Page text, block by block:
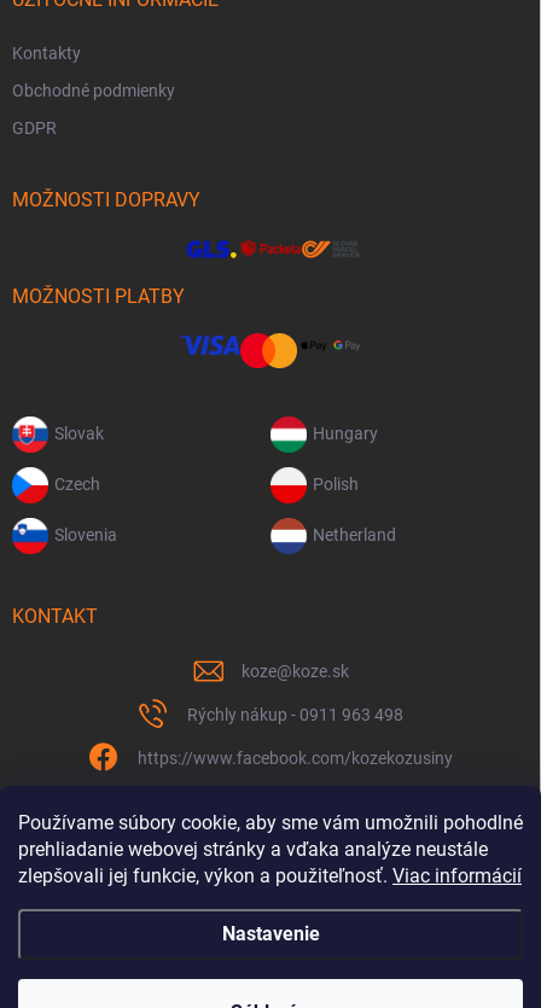
Používame súbory cookie, aby sme vám umožnili pohodlné
prehliadanie webovej stránky a vďaka analýze neustále
zlepšovali jej funkcie, výkon a použiteľnosť. Viac informácií
Nastavenie
Kontakty
Obchodné podmienky
GDPR
MOŽNOSTI DOPRAVY
MOŽNOSTI PLATBY
Slovak Hungary
Czech Polish
Slovenia Netherland
KONTAKT
koze@koze.sk
Rýchly nákup - 0911 963 498
https://www.facebook.com/kozekozusiny
Spolu to ťaháme už 9 rokov
Koze.sk . Všetky práva vyhradené.